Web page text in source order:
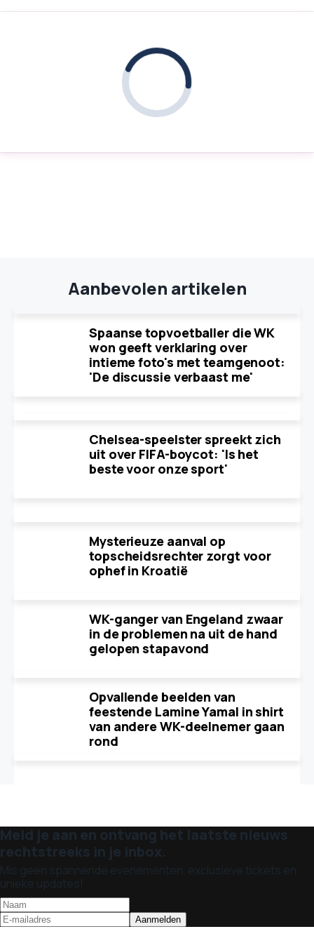
Aanbevolen artikelen
Spaanse topvoetballer die WK
won geeft verklaring over
intieme foto's met teamgenoot:
'De discussie verbaast me'
Chelsea-speelster spreekt zich
uit over FIFA-boycot: 'Is het
beste voor onze sport'
Mysterieuze aanval op
topscheidsrechter zorgt voor
ophef in Kroatië
WK-ganger van Engeland zwaar
in de problemen na uit de hand
gelopen stapavond
Opvallende beelden van
feestende Lamine Yamal in shirt
van andere WK-deelnemer gaan
rond
Meld je aan en ontvang het laatste nieuws
rechtstreeks in je inbox.
Mis geen spannende evenementen, exclusieve tickets en
unieke updates!